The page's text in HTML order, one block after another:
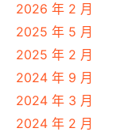
2026 年 2 月
2025 年 5 月
2025 年 2 月
2024 年 9 月
2024 年 3 月
2024 年 2 月